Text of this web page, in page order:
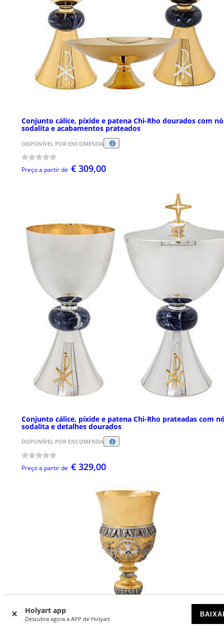
Holyart app
Descubra agora a APP de Holyart
Conjunto cálice, píxide e patena Chi-Rho dourados com
sodalita e acabamentos prateados
DISPONÍVEL POR ENCOMENDA
Preço a partir de € 309,00
Conjunto cálice, píxide e patena Chi-Rho prateadas com
sodalita e detalhes dourados
DISPONÍVEL POR ENCOMENDA
Preço a partir de € 329,00